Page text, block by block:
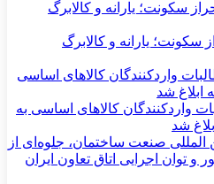
سکونت؛ یارانه و کالابرگ
درصد مطالبات واردکنندگان کالاهای اساسی به
شد